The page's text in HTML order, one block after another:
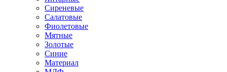
Сиреневые
Салатовые
Фиолетовые
Мятные
Золотые
Синие
Материал